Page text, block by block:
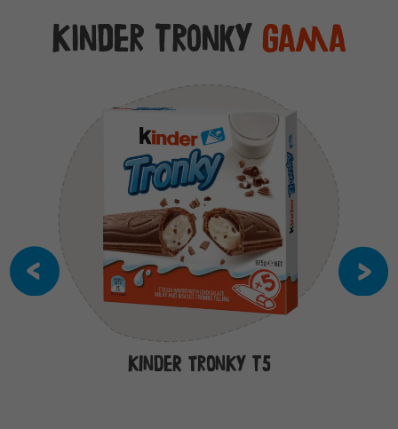
Kinder TronkyGama
Kinder Tronky T5